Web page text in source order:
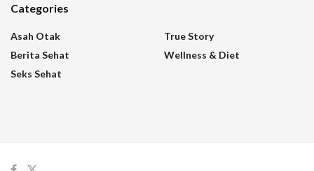
Categories
Asah Otak
Berita Sehat
Seks Sehat
True Story
Wellness & Diet